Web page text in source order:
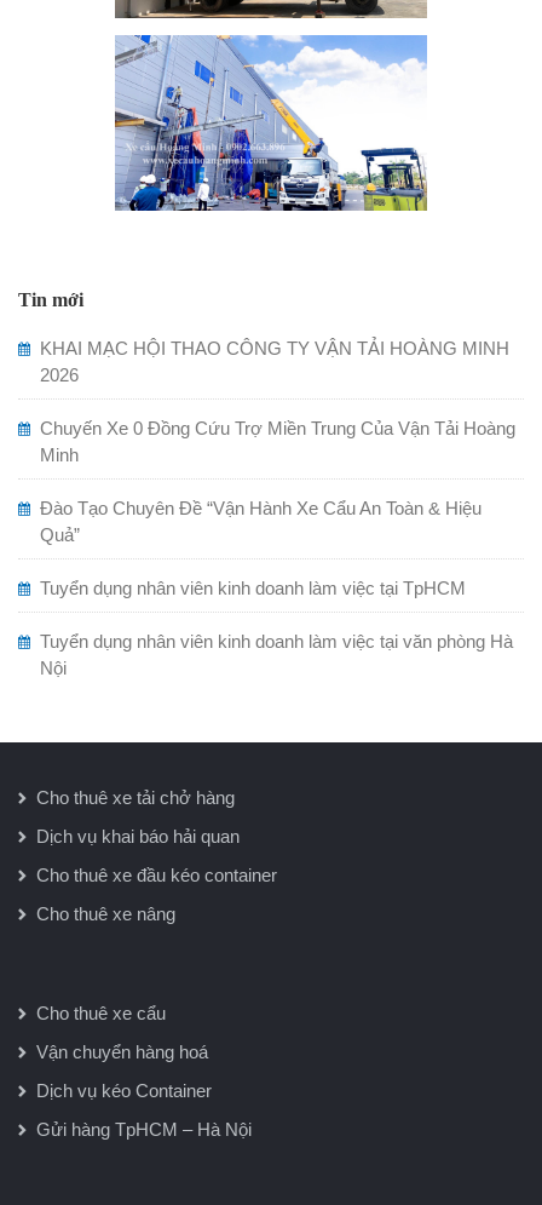
Tin mới
KHAI MẠC HỘI THAO CÔNG TY VẬN TẢI HOÀNG MINH
2026
Chuyến Xe 0 Đồng Cứu Trợ Miền Trung Của Vận Tải Hoàng
Minh
Đào Tạo Chuyên Đề “Vận Hành Xe Cẩu An Toàn & Hiệu
Quả”
Tuyển dụng nhân viên kinh doanh làm việc tại TpHCM
Tuyển dụng nhân viên kinh doanh làm việc tại văn phòng Hà
Nội
Cho thuê xe tải chở hàng
Dịch vụ khai báo hải quan
Cho thuê xe đầu kéo container
Cho thuê xe nâng
Cho thuê xe cẩu
Vận chuyển hàng hoá
Dịch vụ kéo Container
Gửi hàng TpHCM – Hà Nội